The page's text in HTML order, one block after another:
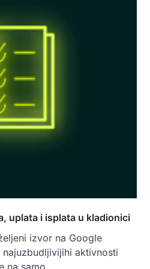
uplata i isplata u kladionici
izvor na Google
aktivnosti
na samo…